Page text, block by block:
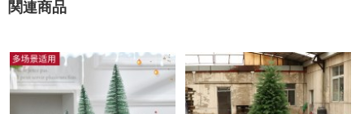
関連商品